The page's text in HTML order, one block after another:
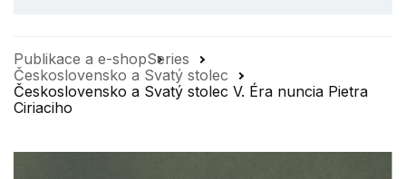
Publikace a e-shopSeries
Československo a Svatý stolec
Československo a Svatý stolec V. Éra nuncia Pietra
Ciriaciho